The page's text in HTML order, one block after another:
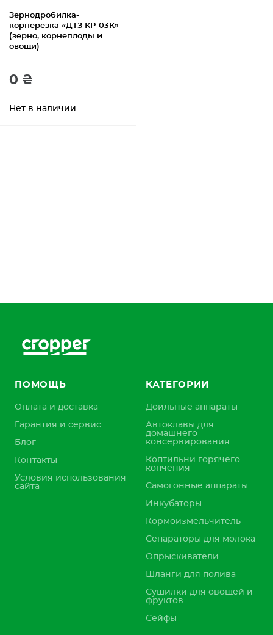
Зернодробилка-
корнерезка «ДТЗ КР-03К»
(зерно, корнеплоды и
овощи)
0 ₴
Нет в наличии
ПОМОЩЬ
Оплата и доставка
Гарантия и сервис
Блог
Контакты
Условия использования
сайта
КАТЕГОРИИ
Доильные аппараты
Автоклавы для
домашнего
консервирования
Коптильни горячего
копчения
Самогонные аппараты
Инкубаторы
Кормоизмельчитель
Сепараторы для молока
Опрыскиватели
Шланги для полива
Сушилки для овощей и
фруктов
Сейфы